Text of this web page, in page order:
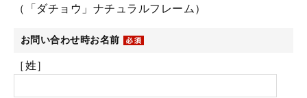
（「ダチョウ」ナチュラルフレーム）
お問い合わせ時お名前
［姓］